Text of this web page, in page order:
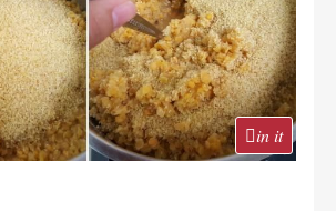
in it